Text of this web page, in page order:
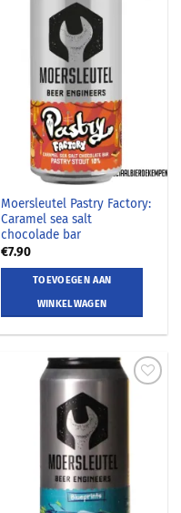
Moersleutel Pastry Factory:
Caramel sea salt
chocolade bar
€7.90
TOEVOEGEN AAN
WINKELWAGEN